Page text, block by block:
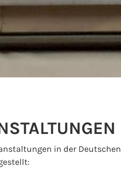
in der